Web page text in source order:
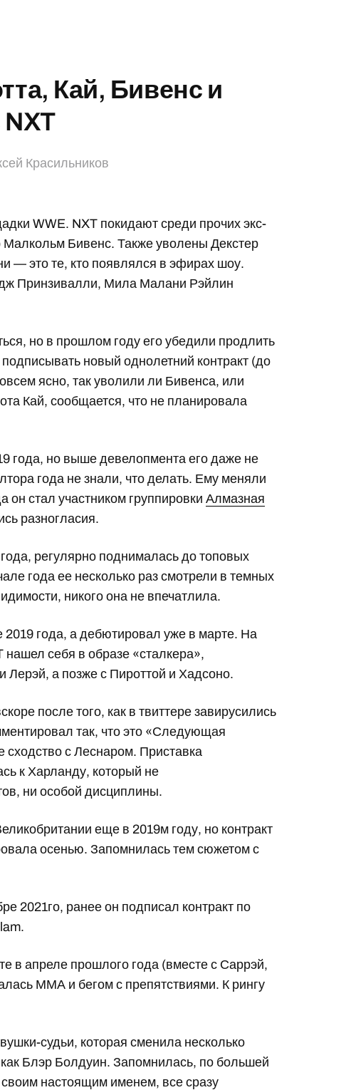
Кай, Бивенс и
Красильников
WWE. NXT покидают среди прочих экс-
Бивенс. Также уволены Декстер
— это те, кто появлялся в эфирах шоу.
Принзивалли, Мила Малани Рэйлин
но в прошлом году его убедили продлить
подписывать новый однолетний контракт (до
ясно, так уволили ли Бивенса, или
Кай, сообщается, что не планировала
года, но выше девелопмента его даже не
года не знали, что делать. Ему меняли
он стал участником группировкиАлмазная
разногласия.
регулярно поднималась до топовых
года ее несколько раз смотрели в темных
никого она не впечатлила.
года, а дебютировал уже в марте. На
себя в образе «сталкера»,
Лерэй, а позже с Пироттой и Хадсоно.
после того, как в твиттере завирусились
так, что это «Следующая
с Леснаром. Приставка
к Харланду, который не
ни особой дисциплины.
еще в 2019м году, но контракт
осенью. Запомнилась тем сюжетом с
2021го, ранее он подписал контракт по
в апреле прошлого года (вместе с Саррэй,
ММА и бегом с препятствиями. К рингу
судьи, которая сменила несколько
Блэр Болдуин. Запомнилась, по большей
настоящим именем, все сразу